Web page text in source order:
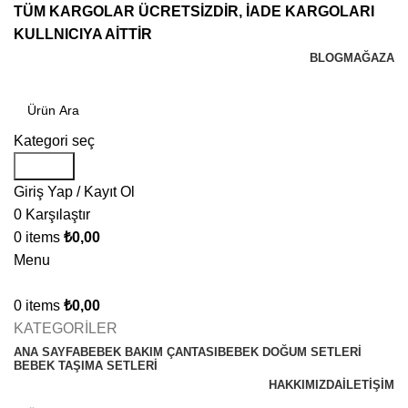
TÜM KARGOLAR ÜCRETSİZDİR, İADE KARGOLARI
KULLNICIYA AİTTİR
BLOGMAĞAZA
Kategori seç
Giriş Yap / Kayıt Ol
0 Karşılaştır
0 items ₺0,00
Menu
0 items ₺0,00
KATEGORİLER
ANA SAYFABEBEK BAKIM ÇANTASI BEBEK DOĞUM SETLERİ
BEBEK TAŞIMA SETLERİ
HAKKIMIZDA İLETIŞIM